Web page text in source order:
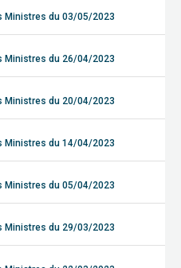
Ministres du 03/05/2023
Ministres du 26/04/2023
Ministres du 20/04/2023
Ministres du 14/04/2023
Ministres du 05/04/2023
Ministres du 29/03/2023